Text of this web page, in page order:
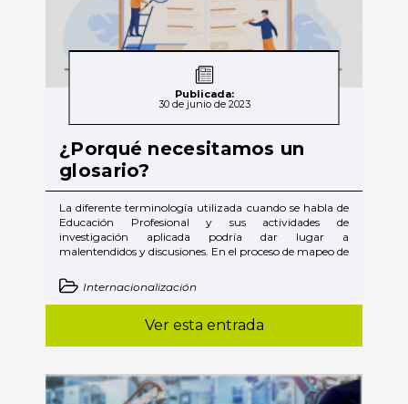
Publicada:
30 de junio de 2023
¿Porqué necesitamos un
glosario?
La diferente terminología utilizada cuando se habla de
Educación Profesional y sus actividades de
investigación aplicada podría dar lugar a
malentendidos y discusiones. En el proceso de mapeo de
Internacionalización
Ver esta entrada